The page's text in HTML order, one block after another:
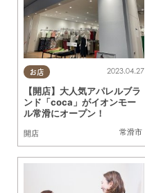
お店
常滑市
2023.04.27
【開店】大人気アパレルブラ
ンド「coca」がイオンモー
ル常滑にオープン！
開店